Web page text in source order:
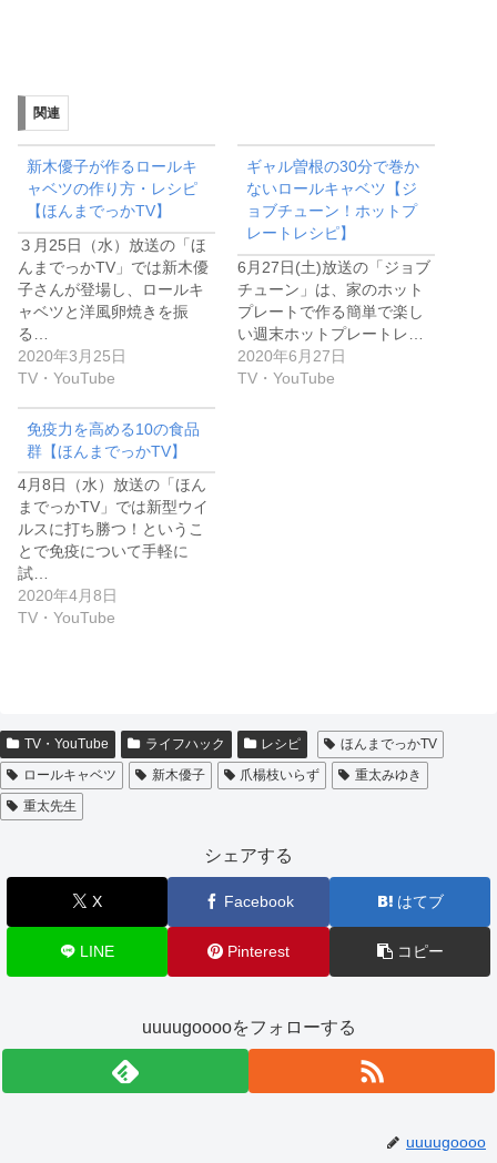
関連
新木優子が作るロールキ
ャベツの作り方・レシピ
【ほんまでっかTV】
３月25日（水）放送の「ほ
んまでっかTV」では新木優
子さんが登場し、ロールキ
ャベツと洋風卵焼きを振
る…
2020年3月25日
TV・YouTube
ギャル曽根の30分で巻か
ないロールキャベツ【ジ
ョブチューン！ホットプ
レートレシピ】
6月27日(土)放送の「ジョブ
チューン」は、家のホット
プレートで作る簡単で楽し
い週末ホットプレートレ…
2020年6月27日
TV・YouTube
免疫力を高める10の食品
群【ほんまでっかTV】
4月8日（水）放送の「ほん
までっかTV」では新型ウイ
ルスに打ち勝つ！というこ
とで免疫について手軽に
試…
2020年4月8日
TV・YouTube
TV・YouTube ライフハック レシピ
ほんまでっかTV
ロールキャベツ
新木優子 爪楊枝いらず
重太みゆき
重太先生
シェアする
X Facebook はてブ
LINE Pinterest コピー
uuuugooooをフォローする
uuuugoooo